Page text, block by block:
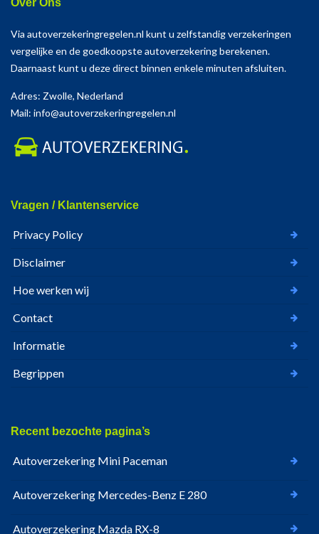
Over Ons
Via autoverzekeringregelen.nl kunt u zelfstandig verzekeringen
vergelijke en de goedkoopste autoverzekering berekenen.
Daarnaast kunt u deze direct binnen enkele minuten afsluiten.
Adres: Zwolle, Nederland
Mail: info@autoverzekeringregelen.nl
Vragen / Klantenservice
Privacy Policy
Disclaimer
Hoe werken wij
Contact
Informatie
Begrippen
Recent bezochte pagina’s
Autoverzekering Mini Paceman
Autoverzekering Mercedes-Benz E 280
Autoverzekering Mazda RX-8